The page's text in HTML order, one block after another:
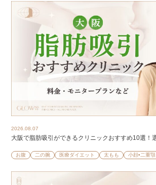
2026.08.07
大阪で脂肪吸引ができるクリニックおすすめ10選！
お腹 二の腕 医療ダイエット 太もも 小顔•二重顎